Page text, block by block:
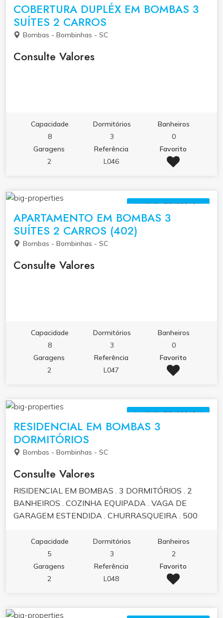
COBERTURA DUPLÉX EM BOMBAS 3
SUÍTES 2 CARROS
Bombas - Bombinhas - SC
Consulte Valores
Capacidade
8
Dormitórios
3
Banheiros
0
Garagens
2
Referência
L046
Favorito
ALUGUEL (TEMPORADA)
APARTAMENTO EM BOMBAS 3
SUÍTES 2 CARROS (402)
Bombas - Bombinhas - SC
Consulte Valores
Capacidade
8
Dormitórios
3
Banheiros
0
Garagens
2
Referência
L047
Favorito
ALUGUEL (TEMPORADA)
RESIDENCIAL EM BOMBAS 3
DORMITÓRIOS
Bombas - Bombinhas - SC
Consulte Valores
RISIDENCIAL EM BOMBAS . 3 DORMITÓRIOS . 2
BANHEIROS . COZINHA EQUIPADA . VAGA DE
GARAGEM ESTENDIDA . CHURRASQUEIRA . 500
SUPERMERCADO KOCK
Capacidade
5
Dormitórios
3
Banheiros
2
Garagens
2
Referência
L048
Favorito